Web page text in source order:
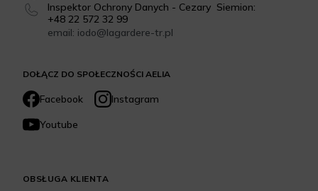
DOŁĄCZ DO SPOŁECZNOŚCI AELIA
Facebook
Instagram
Youtube
Inspektor Ochrony Danych - Cezary Siemion:
+48 22 572 32 99
email: iodo@lagardere-tr.pl
OBSŁUGA KLIENTA